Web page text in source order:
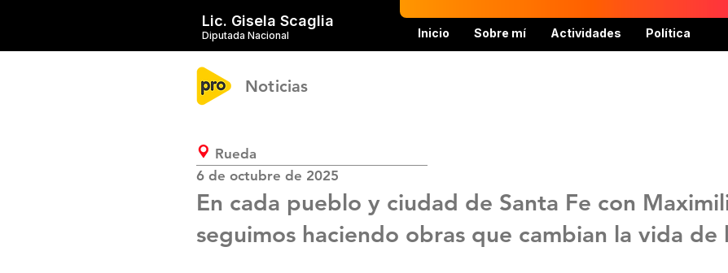
Diputada Nacional
Lic. Gisela Scaglia
Inicio Sobre mí Actividades Política
Noticias
Rueda
6 de octubre de 2025
En cada pueblo y ciudad de Santa Fe con
seguimos haciendo obras que cambian la vida de